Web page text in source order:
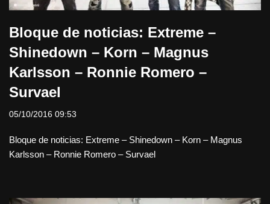
Bloque de noticias: Extreme –
Shinedown – Korn – Magnus
Karlsson – Ronnie Romero –
Survael
05/10/2016 09:53
Bloque de noticias: Extreme – Shinedown – Korn – Magnus
Karlsson – Ronnie Romero – Survael